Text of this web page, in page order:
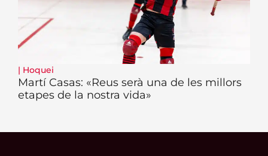
| Hoquei
Martí Casas: «Reus serà una de les millors
etapes de la nostra vida»